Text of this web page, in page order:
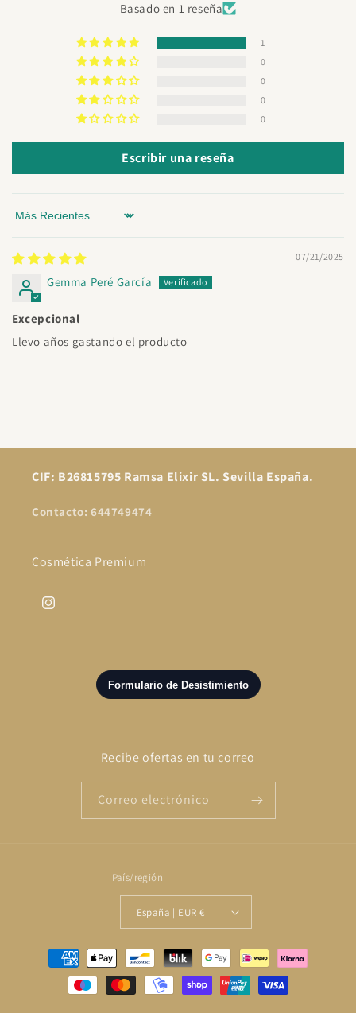
Basado en 1 reseña
1
0
0
0
0
Escribir una reseña
Sort by
07/21/2025
Gemma Peré García
Excepcional
Llevo años gastando el producto
CIF: B26815795 Ramsa Elixir SL. Sevilla España.
Contacto: 644749474
Cosmética Premium
Instagram
Recibe ofertas en tu correo
Correo electrónico
País/región
España | EUR €
Formas